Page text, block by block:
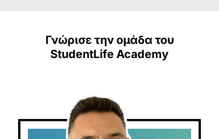
Γνώρισε την ομάδα του
StudentLife Academy